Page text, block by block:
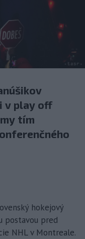
v play off
tím
hokejový
postavou pred
NHL v Montreale.